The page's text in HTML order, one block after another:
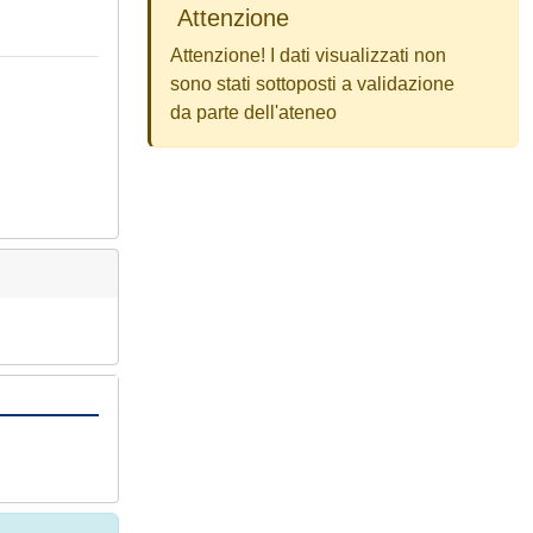
Attenzione
Attenzione! I dati visualizzati non
sono stati sottoposti a validazione
da parte dell'ateneo